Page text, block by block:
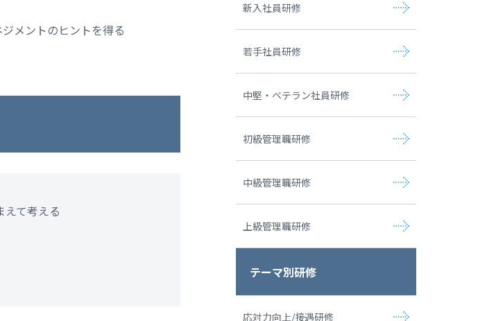
メントのヒントを得る
て考える
新入社員研修
若手社員研修
中堅・ベテラン社員研修
初級管理職研修
中級管理職研修
上級管理職研修
テーマ別研修
応対力向上/接遇研修